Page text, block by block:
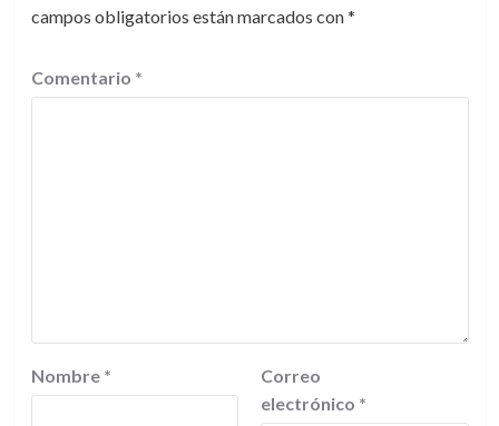
campos obligatorios están marcados con*
Comentario *
Nombre *
Correo
electrónico *